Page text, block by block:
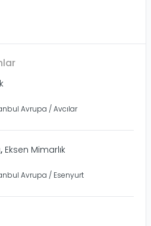
Avrupa /Avcılar
, Eksen Mimarlık
Avrupa / Esenyurt